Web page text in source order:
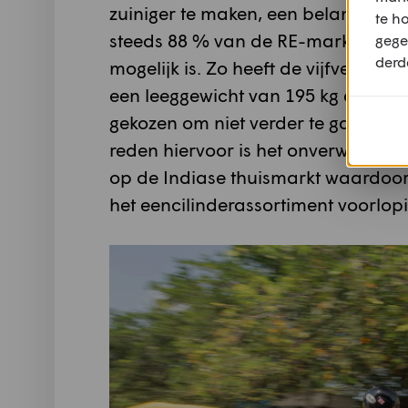
zuiniger te maken, een belangrijk
steeds 88 % van de RE-markt
mogelijk is. Zo heeft de
een leeggewicht van 195 kg en
gekozen om niet verder te gaan
reden hiervoor is het onverwachte
op de Indiase thuismarkt
het eencilinderassortiment
te